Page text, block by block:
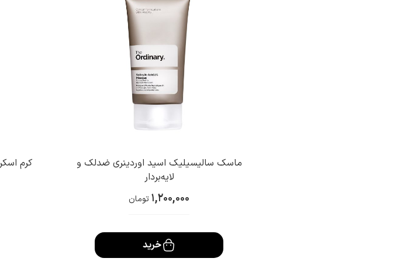
ماسک سالیسیلیک اسید اوردینری ضدلک و
لایه‌بردار
1,200,000تومان
خرید
کرم اسکراب ۷ روزه کلینیک بی